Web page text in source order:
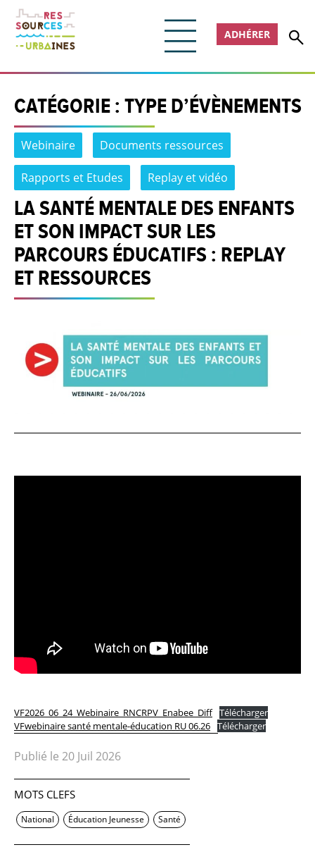
ADHÉRER
CATÉGORIE : TYPE D’ÉVÈNEMENTS
Webinaire Documents ressources
Rapports et Etudes Replay et vidéo
LA SANTÉ MENTALE DES ENFANTS
ET SON IMPACT SUR LES
PARCOURS ÉDUCATIFS : REPLAY
ET RESSOURCES
VF2026_06_24_Webinaire_RNCRPV_Enabee_Diff Télécharger
VFwebinaire santé mentale-éducation RU 06.26 Télécharger
Publié le 20 Juil 2026
MOTS CLEFS
National Éducation Jeunesse Santé